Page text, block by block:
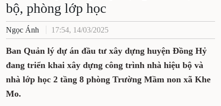
bộ, phòng lớp học
Ngọc Ánh 17:54, 14/03/2025
Ban Quản lý dự án đầu tư xây dựng huyện Đồng Hỷ
đang triển khai xây dựng công trình nhà hiệu bộ và
nhà lớp học 2 tầng 8 phòng Trường Mầm non xã Khe
Mo.